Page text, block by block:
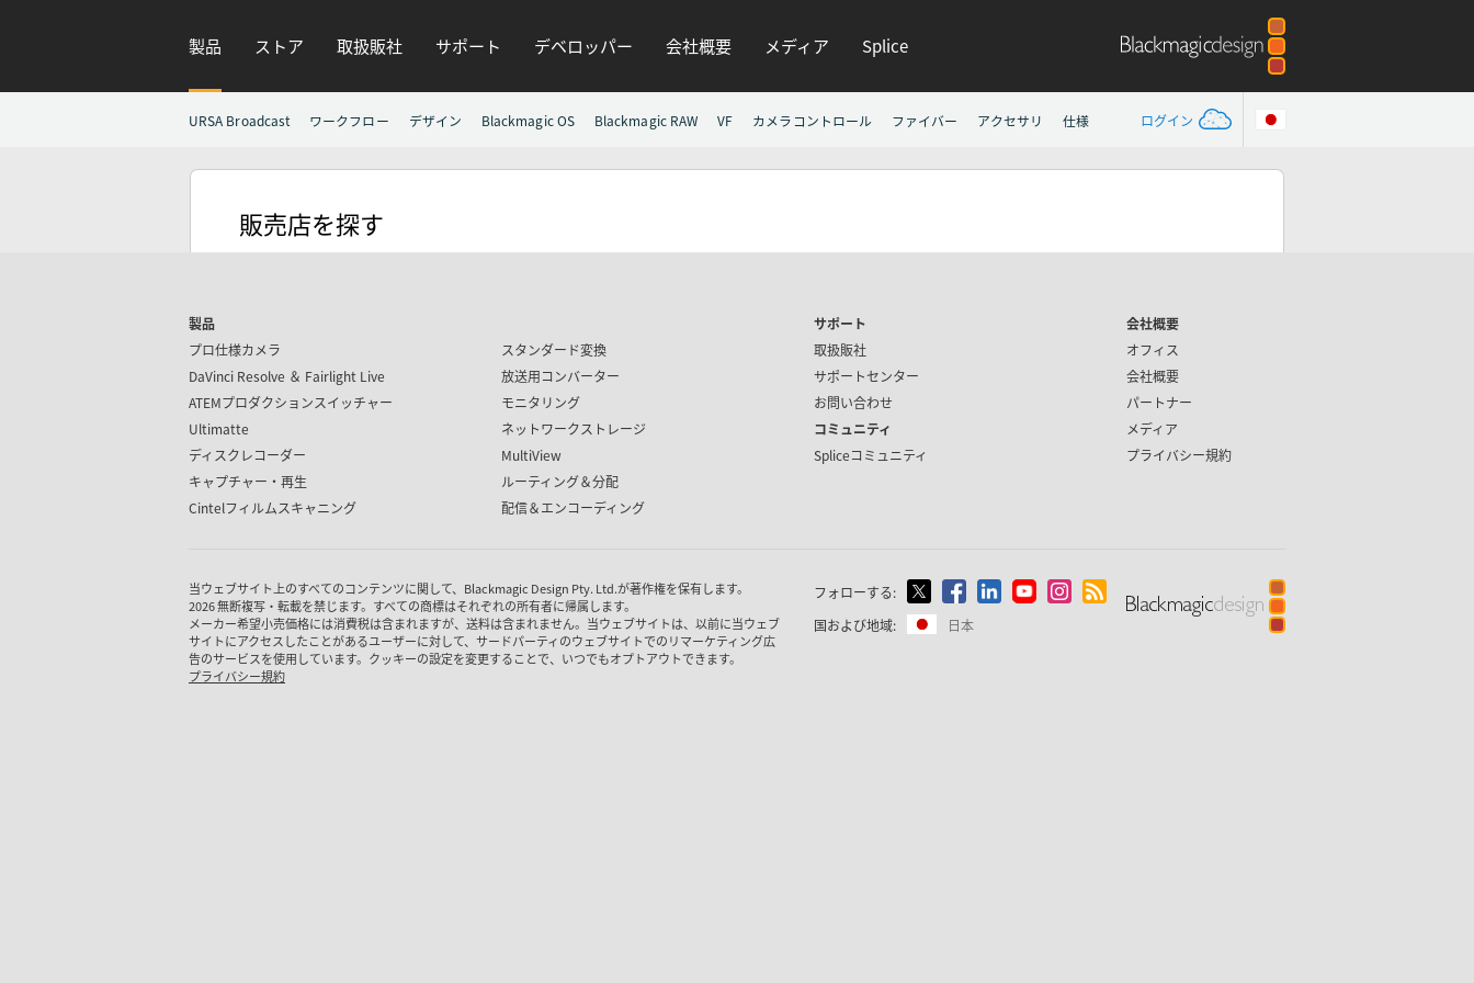
製品 ストア 取扱販社 サポート デベロッパー 会社概要 メディア Splice
ログイン
URSA Broadcast ワークフロー デザイン Blackmagic OS Blackmagic RAW VF カメラコントロール ファイバー アクセサリ 仕様
販売店を探す
製品
プロ仕様カメラ
DaVinci Resolve ＆ Fairlight Live
ATEMプロダクションスイッチャー
Ultimatte
ディスクレコーダー
キャプチャー・再生
Cintelフィルムスキャニング
スタンダード変換
放送用コンバーター
モニタリング
ネットワークストレージ
MultiView
ルーティング＆分配
配信＆エンコーディング
サポート
取扱販社
サポートセンター
お問い合わせ
コミュニティ
Spliceコミュニティ
会社概要
オフィス
会社概要
パートナー
メディア
プライバシー規約
当ウェブサイト上のすべてのコンテンツに関して、Blackmagic Design Pty. Ltd.が著作権を保有します。
2026 無断複写・転載を禁じます。すべての商標はそれぞれの所有者に帰属します。
メーカー希望小売価格には消費税は含まれますが、送料は含まれません。当ウェブサイトは、以前に当ウェブ
サイトにアクセスしたことがあるユーザーに対して、サードパーティのウェブサイトでのリマーケティング広
告のサービスを使用しています。クッキーの設定を変更することで、いつでもオプトアウトできます。
プライバシー規約
フォローする:
国および地域:
日本